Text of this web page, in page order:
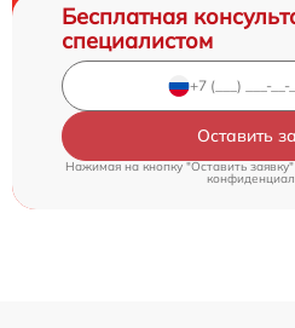
Бесплатная
специалистом
Оставить
Нажимая на кнопку "Оставить